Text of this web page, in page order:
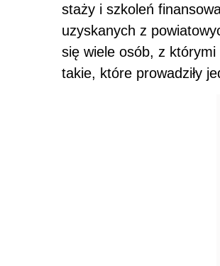
staży i szkoleń
uzyskanych z
się wiele osób, z
takie, które prowadziły